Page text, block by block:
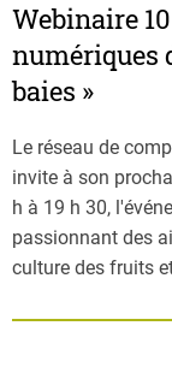
Webinaire
numériques
baies »
Le réseau de
invite à son
h à 19 h 30,
passionnant des
culture des fruits